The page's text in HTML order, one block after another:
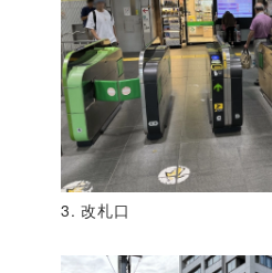
3. 改札口